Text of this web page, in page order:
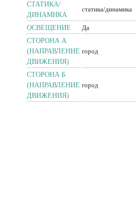
CТАТИКА/
ДИНАМИКА
статика/динамика
ОСВЕЩЕНИЕ
Да
СТОРОНА А
(НАПРАВЛЕНИЕ
ДВИЖЕНИЯ)
город
СТОРОНА Б
(НАПРАВЛЕНИЕ
ДВИЖЕНИЯ)
город